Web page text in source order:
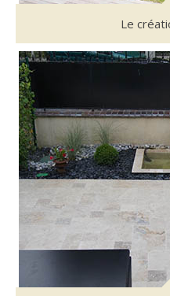
Le